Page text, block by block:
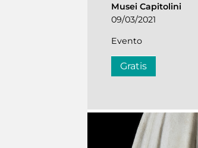
Musei Capitolini
09/03/2021
Evento
Gratis